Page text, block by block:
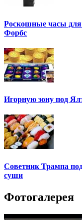
Роскошные часы для
Форбс
Игорную зону под
Советник Трампа
суши
Фотогалерея